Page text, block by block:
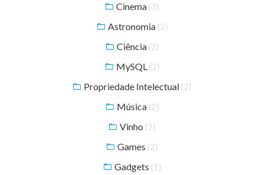
Cinema (3)
Astronomia (2)
Ciência (2)
MySQL (2)
Propriedade Intelectual (2)
Música (2)
Vinho (2)
Games (2)
Gadgets (1)